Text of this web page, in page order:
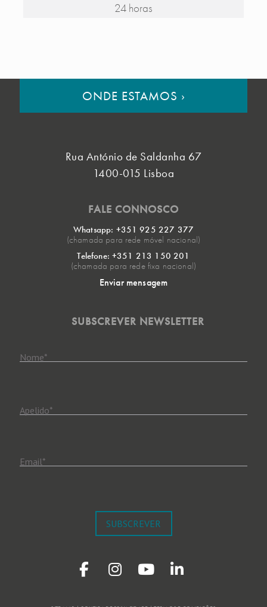
24 horas
ONDE ESTAMOS ›
Rua António de Saldanha 67
1400-015 Lisboa
FALE CONNOSCO
Whatsapp: +351 925 227 377
(chamada para rede móvel nacional)
Telefone: +351 213 150 201
(chamada para rede fixa nacional)
Enviar mensagem
SUBSCREVER NEWSLETTER
Nome*
Apelido*
Email*
SUBSCREVER